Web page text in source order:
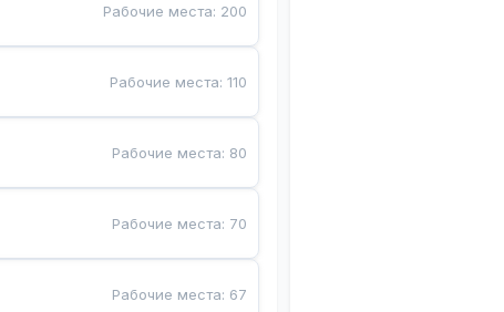
Рабочие места: 200
Рабочие места:110
Рабочие места: 80
Рабочие места: 70
Рабочие места: 67